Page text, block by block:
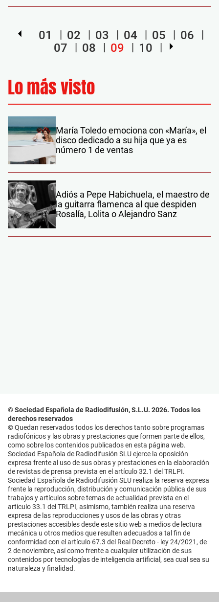
01 02 03 04 05
06
07
08 09 10
Lo más visto
María Toledo emociona con «María», el
disco dedicado a su hija que ya es
número 1 de ventas
Adiós a Pepe Habichuela, el maestro de
la guitarra flamenca al que despiden
Rosalía, Lolita o Alejandro Sanz
© Sociedad Española de Radiodifusión, S.L.U. 2026. Todos los
derechos reservados
© Quedan reservados todos los derechos tanto sobre programas
radiofónicos y las obras y prestaciones que formen parte de ellos,
como sobre los contenidos publicados en esta página web.
Sociedad Española de Radiodifusión SLU ejerce la oposición
expresa frente al uso de sus obras y prestaciones en la elaboración
de revistas de prensa prevista en el artículo 32.1 del TRLPI.
Sociedad Española de Radiodifusión SLU realiza la reserva expresa
frente la reproducción, distribución y comunicación pública de sus
trabajos y artículos sobre temas de actualidad prevista en el
artículo 33.1 del TRLPI, asimismo, también realiza una reserva
expresa de las reproducciones y usos de las obras y otras
prestaciones accesibles desde este sitio web a medios de lectura
mecánica u otros medios que resulten adecuados a tal fin de
conformidad con el artículo 67.3 del Real Decreto - ley 24/2021, de
2 de noviembre, así como frente a cualquier utilización de sus
contenidos por tecnologías de inteligencia artificial, sea cual sea su
naturaleza y finalidad.